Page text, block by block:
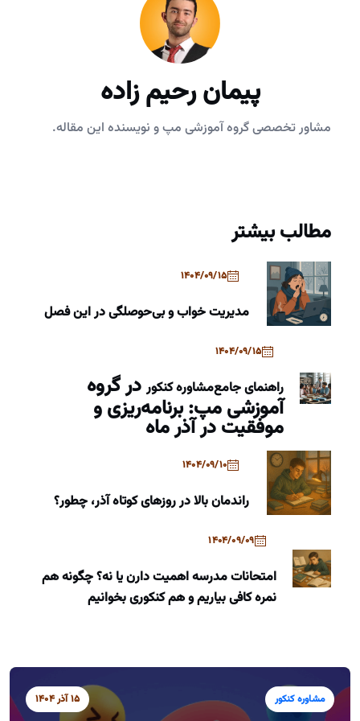
پیمان رحیم زاده
مشاور تخصصی گروه آموزشی مپ و نویسنده این مقاله.
مطالب بیشتر
1404/09/15
مدیریت خواب و بی‌حوصلگی در این فصل
1404/09/15
راهنمای جامعمشاوره کنکوردر گروه
آموزشی مپ: برنامه‌ریزی و
موفقیت در آذر ماه
1404/09/10
راندمان بالا در روزهای کوتاه آذر، چطور؟
1404/09/09
امتحانات مدرسه اهمیت دارن یا نه؟ چگونه هم
نمره کافی بیاریم و هم کنکوری بخوانیم
مشاوره کنکور 15 آذر 1404